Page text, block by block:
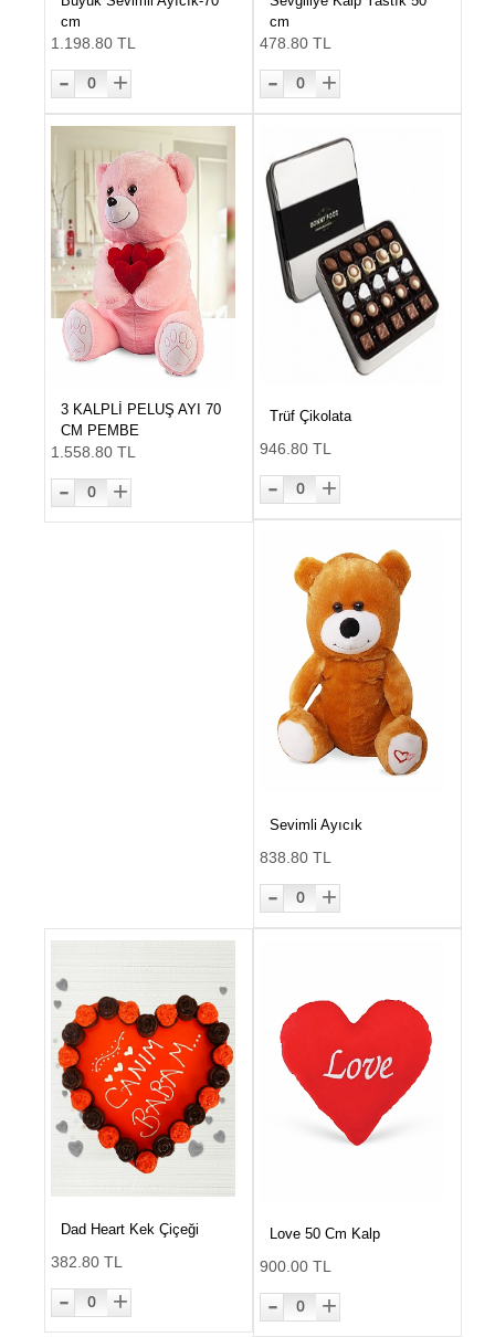
cm
1.198.80 TL
- 0 +
cm
478.80 TL
- 0 +
3 KALPLİ PELUŞ AYI 70
CM PEMBE
1.558.80 TL
- 0 +
Trüf Çikolata
946.80 TL
- 0 +
Sevimli Ayıcık
838.80 TL
- 0 +
Dad Heart Kek Çiçeği
382.80 TL
- 0 +
Love 50 Cm Kalp
900.00 TL
- 0 +